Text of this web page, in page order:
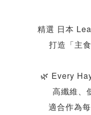
精選 日本
打造「主
🌿 Every
高纖維、
適合作為